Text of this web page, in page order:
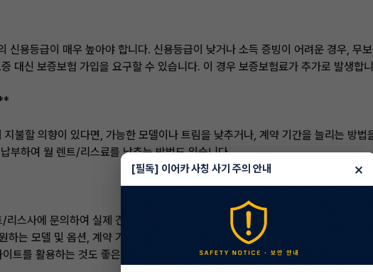
신용등급이 매우 높아야 합니다. 신용등급이 낮거나 소득 증빙이 어려운 경우, 무
대신 보증보험 가입을 요구할 수 있습니다. 이 경우 보증보험료가 추가로 발생합
불할 의향이 있다면, 가능한 모델이나 트림을 낮추거나, 계약 기간을 늘리는 방법
부하여 월 렌트/리스료를 낮추는 방법도 있습니다.
스사에 문의하여 실제 견적을 받아보는 것입니다.
하는 모델 및 옵션, 계약 기간 등을 고려하여 맞춤 견적을 받아보세요.
트를 활용하는 것도 좋은 방법입니다.
[필독] 이어카 사칭 사기 주의 안내 ×